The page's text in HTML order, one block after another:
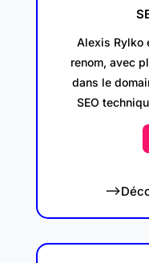
Alexis Rylko
renom, avec
dans le
SEO